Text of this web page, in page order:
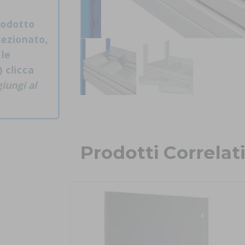
Prodotti Correlati
clicca
al